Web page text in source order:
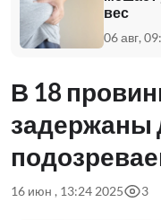
вес
06 авг,
В 18
задержаны
16 июн , 13:24 2025 3